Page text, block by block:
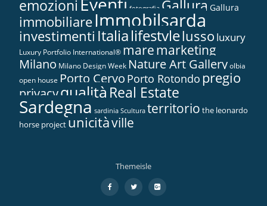
emozioni fotografia Gallura Gallura
immobiliareImmobilsarda
investimenti Italialifestylelusso luxury
Luxury Portfolio International® maremarketing
Milano Milano Design Week Nature Art Galleryolbia
open house Porto Cervo Porto Rotondo pregio
privacyqualità Real Estate
Sardegna sardinia Scultura territorio the leonardo
horse project unicitàville
Themeisle
fa-
facebook
fa-
twitter
fa-
google-